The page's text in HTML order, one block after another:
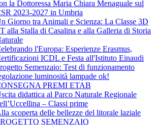
la Dottoressa Maria Chiara Menaguale sul
2023-2027 in Umbria
Giorno tra Animali e Scienza: La Classe 3D
alla Stalla di Casalina e alla Galleria di Storia
l'Europa: Esperienze Erasmus,
ICDL e Festa all'Istituto Einaudi
Semenzaio: Test di funzionamento
luminosità lampade ok!
PREMI ETAB
didattica al Parco Naturale Regionale
– Classi prime
scoperta delle bellezze del litorale laziale
SEMENZAIO